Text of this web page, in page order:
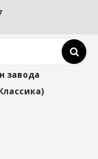
завода